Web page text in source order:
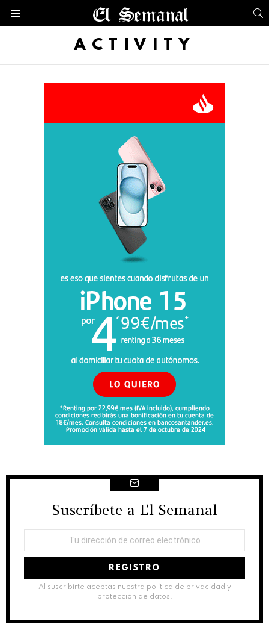
ACTIVITY
NEWSLETTER
Suscríbete a El Semanal
correo
Al suscribirte aceptas nuestra política de privacidad y
protección de datos.